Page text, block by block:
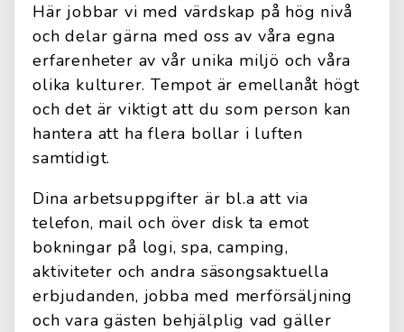
Här jobbar vi med värdskap på hög nivå
och delar gärna med oss av våra egna
erfarenheter av vår unika miljö och våra
olika kulturer. Tempot är emellanåt högt
och det är viktigt att du som person kan
hantera att ha flera bollar i luften
samtidigt.
Dina arbetsuppgifter är bl.a att via
telefon, mail och över disk ta emot
bokningar på logi, spa, camping,
aktiviteter och andra säsongsaktuella
erbjudanden, jobba med merförsäljning
och vara gästen behjälplig vad gäller